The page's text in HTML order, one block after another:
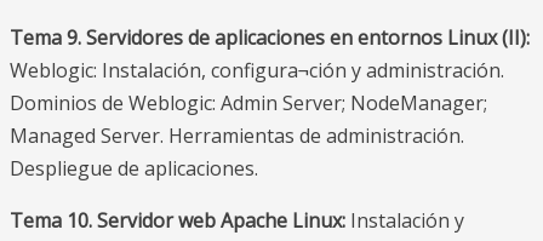
Tema 9. Servidores de aplicaciones en entornos Linux (II):
Weblogic: Instalación, configura¬ción y administración.
Dominios de Weblogic: Admin Server; NodeManager;
Managed Server. Herramientas de administración.
Despliegue de aplicaciones.
Tema 10. Servidor web Apache Linux: Instalación y